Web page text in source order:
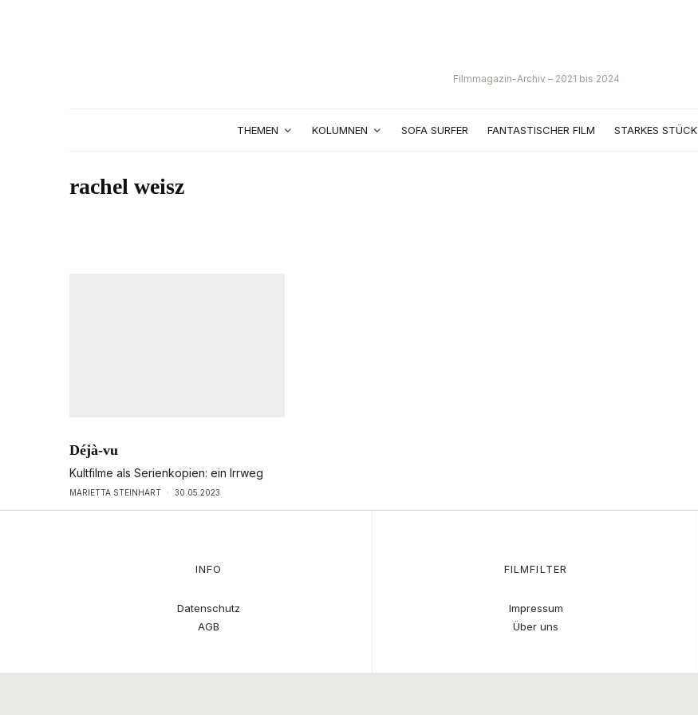
Filmmagazin-Archiv – 2021 bis 2024
THEMEN KOLUMNEN SOFA SURFER FANTASTISCHER FILM STARKES STÜCK
rachel weisz
Déjà-vu
Kultfilme als Serienkopien: ein Irrweg
MARIETTA STEINHART · 30.05.2023
INFO
Datenschutz
AGB
FILMFILTER
Impressum
Über uns